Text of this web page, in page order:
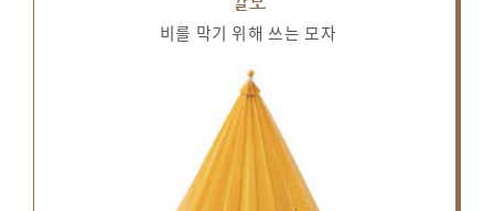
비를 막기 위해 쓰는 모자